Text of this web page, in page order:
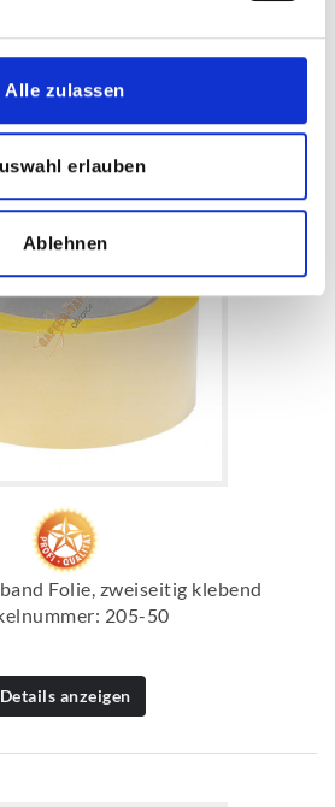
Alle zulassen
erlauben
Ablehnen
Details anzeigen
Folie, zweiseitig klebend
205-50
Details anzeigen